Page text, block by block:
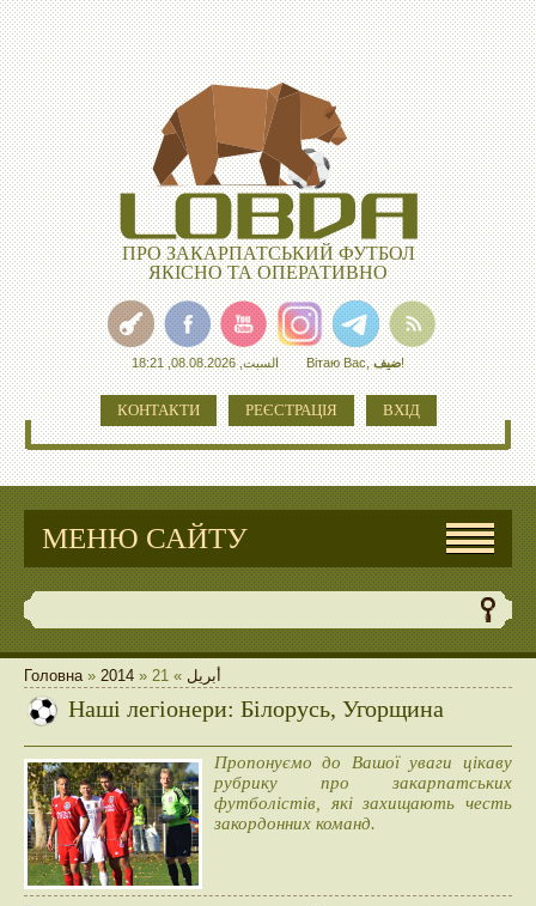
ПРО ЗАКАРПАТСЬКИЙ ФУТБОЛ
ЯКІСНО ТА ОПЕРАТИВНО
السبت, 08.08.2026, 18:21 Вітаю Вас,ضيف!
КОНТАКТИ РЕЄСТРАЦІЯ ВХІД
МЕНЮ САЙТУ
Головна» 2014 » أبريل »
21
Наші легіонери: Білорусь, Угорщина
Пропонуємо до Вашої уваги цікаву
рубрику про закарпатських
футболістів, які захищають честь
закордонних команд.